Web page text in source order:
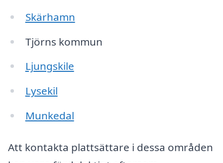
Skärhamn
Tjörns kommun
Ljungskile
Lysekil
Munkedal
Att kontakta plattsättare i dessa områden